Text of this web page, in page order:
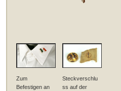
Zum
Befestigen an
Steckverschlu
ss auf der